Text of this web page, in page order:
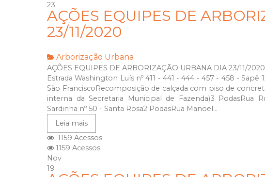
23
AÇÕES EQUIPES DE
23/11/2020
Arborização Urbana
AÇÕES EQUIPES DE ARBORIZAÇÃO URBANA DIA 23/11/2020
Estrada Washington Luís nº 411 - 441 - 444 - 457 - 458 -
São FranciscoRecomposição de calçada com piso de
interna da Secretaria Municipal de Fazenda)3 PodasRua
Sardinha nº 50 - Santa Rosa2 PodasRua Manoel...
Leia mais
1159 Acessos
1159 Acessos
Nov
19